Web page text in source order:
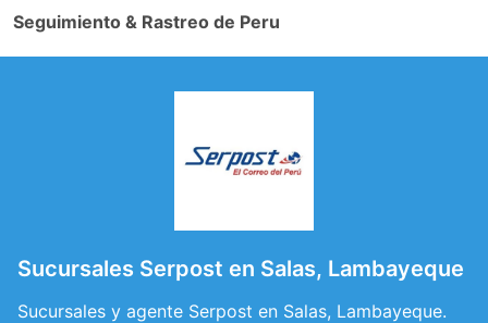
Seguimiento & Rastreo de Peru
Sucursales Serpost en Salas, Lambayeque
Sucursales y agente Serpost en Salas, Lambayeque.